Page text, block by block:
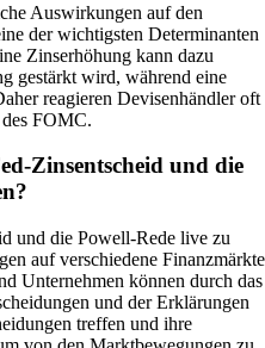
Auswirkungen auf den
der wichtigsten Determinanten
Zinserhöhung kann dazu
gestärkt wird, während eine
reagieren Devisenhändler oft
FOMC.
Zinsentscheid und die
und die Powell-Rede live zu
auf verschiedene Finanzmärkte
Unternehmen können durch das
und der Erklärungen
treffen und ihre